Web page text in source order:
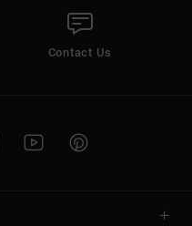
Contact Us